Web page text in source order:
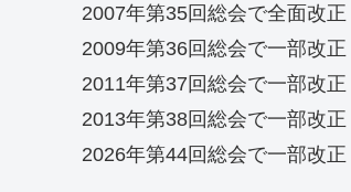
2007年第35回総会で全面改正
2009年第36回総会で一部改正
2011年第37回総会で一部改正
2013年第38回総会で一部改正
2026年第44回総会で一部改正